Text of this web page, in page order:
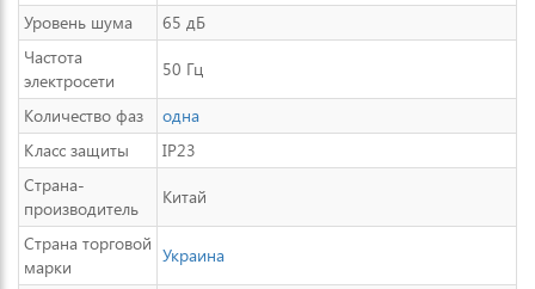
Уровень шума
65 дБ
Частота
электросети
50 Гц
Количество фаз
одна
Класс защиты
IP23
Страна-
производитель
Китай
Страна торговой
марки
Украина